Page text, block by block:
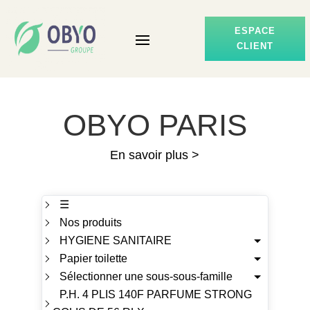
ESPACE
CLIENT
OBYO PARIS
En savoir plus >
☰
Nos produits
HYGIENE SANITAIRE
Papier toilette
Sélectionner une sous-sous-famille
P.H. 4 PLIS 140F PARFUME STRONG